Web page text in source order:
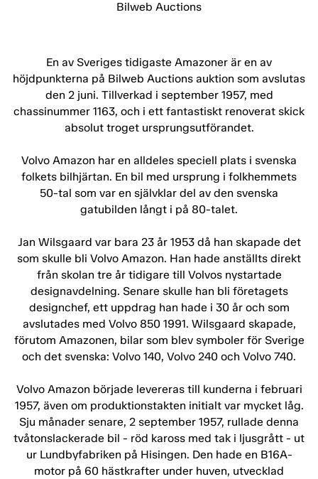
En av Sveriges tidigaste Amazoner är en av
höjdpunkterna på Bilweb Auctions auktion som avslutas
den 2 juni. Tillverkad i september 1957, med
chassinummer 1163, och i ett fantastiskt renoverat skick
absolut troget ursprungsutförandet.
Volvo Amazon har en alldeles speciell plats i svenska
folkets bilhjärtan. En bil med ursprung i folkhemmets
50-tal som var en självklar del av den svenska
gatubilden långt i på 80-talet.
Jan Wilsgaard var bara 23 år 1953 då han skapade det
som skulle bli Volvo Amazon. Han hade anställts direkt
från skolan tre år tidigare till Volvos nystartade
designavdelning. Senare skulle han bli företagets
designchef, ett uppdrag han hade i 30 år och som
avslutades med Volvo 850 1991. Wilsgaard skapade,
förutom Amazonen, bilar som blev symboler för Sverige
och det svenska: Volvo 140, Volvo 240 och Volvo 740.
Volvo Amazon började levereras till kunderna i februari
1957, även om produktionstakten initialt var mycket låg.
Sju månader senare, 2 september 1957, rullade denna
tvåtonslackerade bil - röd kaross med tak i ljusgrått - ut
ur Lundbyfabriken på Hisingen. Den hade en B16A-
motor på 60 hästkrafter under huven, utvecklad